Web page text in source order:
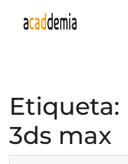
Etiqueta:
3ds max